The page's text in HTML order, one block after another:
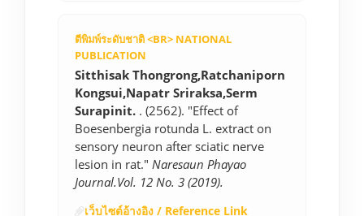
ตีพิมพ์ระดับชาติ <BR> NATIONAL
PUBLICATION
Sitthisak Thongrong,Ratchaniporn
Kongsui,Napatr Sriraksa,Serm
Surapinit. . (2562). "Effect of
Boesenbergia rotunda L. extract on
sensory neuron after sciatic nerve
lesion in rat." Naresaun Phayao
Journal.Vol. 12 No. 3 (2019).
เว็บไซต์อ้างอิง / Reference Link